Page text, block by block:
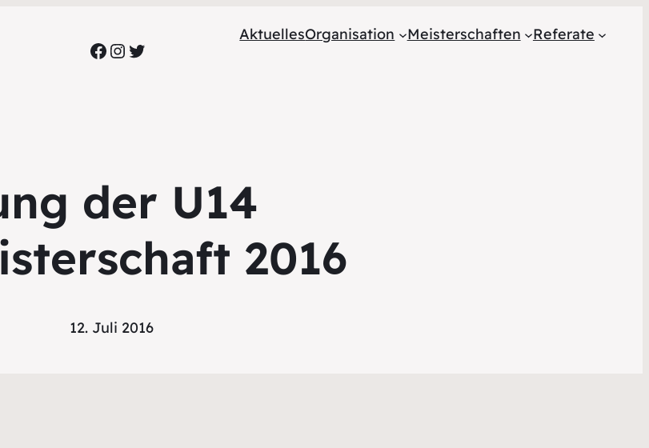
Facebook
Instagram
Twitter
AktuellesOrganisation Meisterschaften Referate
der U14
2016
12. Juli 2016